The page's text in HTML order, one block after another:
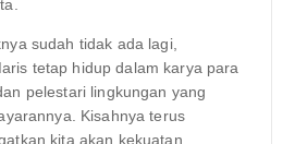
sudah tidak ada lagi,
tetap hidup dalam karya para
pelestari lingkungan yang
Kisahnya terus
kita akan kekuatan